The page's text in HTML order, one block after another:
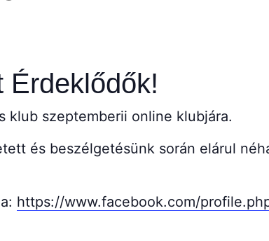
Érdeklődők!
klub szeptemberii online klubjára.
és beszélgetésünk során elárul
https://www.facebook.com/